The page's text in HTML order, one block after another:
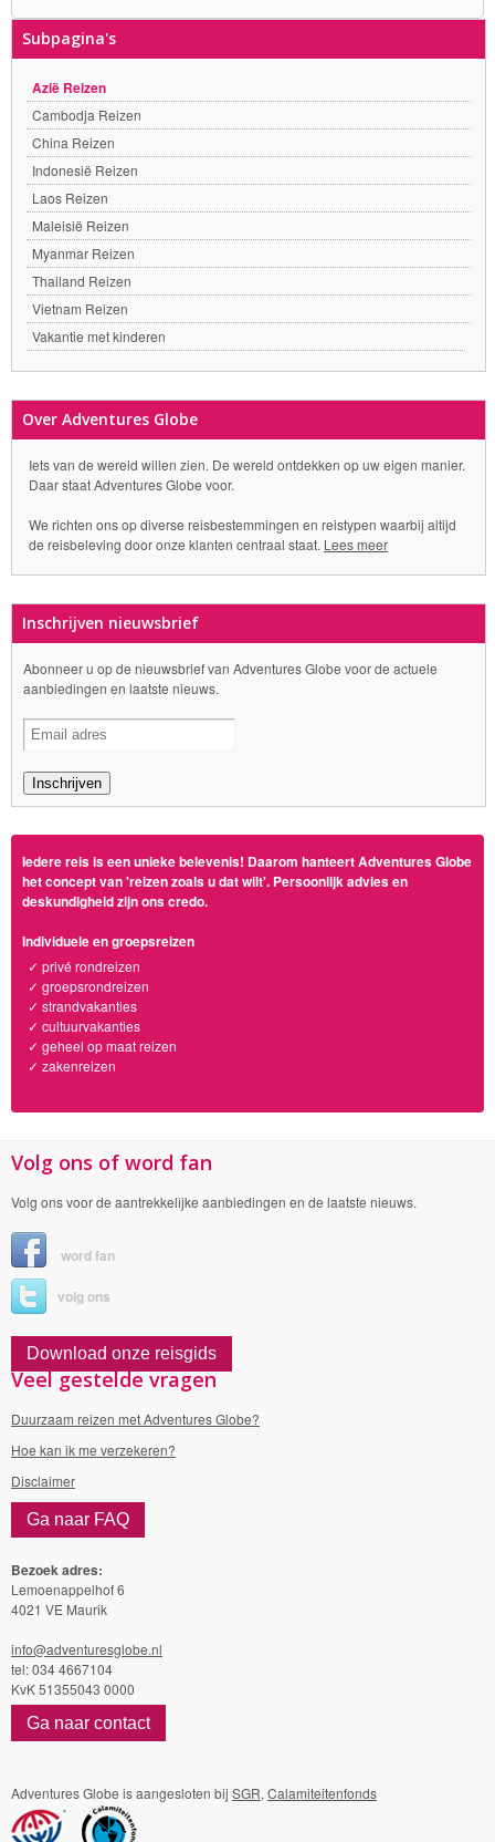
Subpagina's
Azië Reizen
Cambodja Reizen
China Reizen
Indonesië Reizen
Laos Reizen
Maleisië Reizen
Myanmar Reizen
Thailand Reizen
Vietnam Reizen
Vakantie met kinderen
Over Adventures Globe
Iets van de wereld willen zien. De wereld ontdekken op uw eigen manier.
Daar staat Adventures Globe voor.
We richten ons op diverse reisbestemmingen en reistypen waarbij altijd
de reisbeleving door onze klanten centraal staat. Lees meer
Inschrijven nieuwsbrief
Abonneer u op de nieuwsbrief van Adventures Globe voor de actuele
aanbiedingen en laatste nieuws.
Iedere reis is een unieke belevenis! Daarom hanteert Adventures Globe
het concept van 'reizen zoals u dat wilt'. Persoonlijk advies en
deskundigheid zijn ons credo.
Individuele en groepsreizen
✓ privé rondreizen
✓ groepsrondreizen
✓ strandvakanties
✓ cultuurvakanties
✓ geheel op maat reizen
✓ zakenreizen
Volg ons of word fan
Volg ons voor de aantrekkelijke aanbiedingen en de laatste nieuws.
word fan
volg ons
Download onze reisgids
Veel gestelde vragen
Duurzaam reizen met Adventures Globe?
Hoe kan ik me verzekeren?
Disclaimer
Ga naar FAQ
Bezoek adres:
Lemoenappelhof 6
4021 VE Maurik
info@adventuresglobe.nl
tel: 034 4667104
KvK 51355043 0000
Ga naar contact
Adventures Globe is aangesloten bij SGR, Calamiteitenfonds